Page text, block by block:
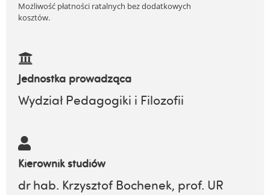
Możliwość płatności ratalnych bez dodatkowych
kosztów.
Jednostka prowadząca
Wydział Pedagogiki i Filozofii
Kierownik studiów
dr hab. Krzysztof Bochenek, prof. UR